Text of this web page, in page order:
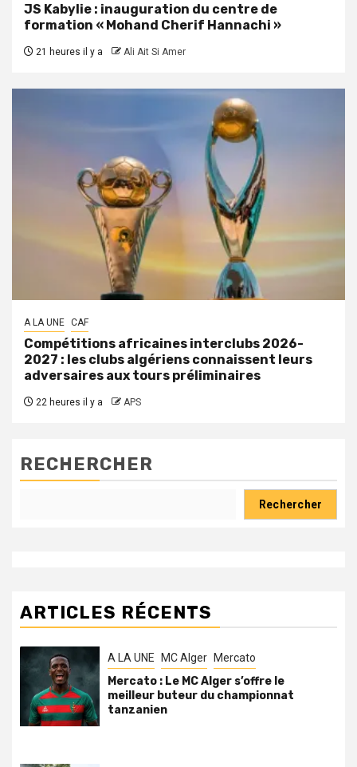
JS Kabylie : inauguration du centre de
formation « Mohand Cherif Hannachi »
21 heures il y a Ali Ait Si Amer
A LA UNE CAF
Compétitions africaines interclubs 2026-
2027 : les clubs algériens connaissent leurs
adversaires aux tours préliminaires
22 heures il y a APS
RECHERCHER
Rechercher
ARTICLES RÉCENTS
A LA UNE MC Alger Mercato
Mercato : Le MC Alger s’offre le
meilleur buteur du championnat
tanzanien